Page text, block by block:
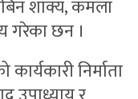
शाक्य, कमला
गरेका छन ।
निर्माता